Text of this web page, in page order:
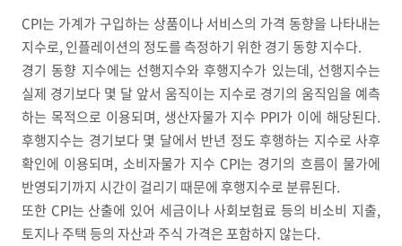
CPI는 가계가 구입하는 상품이나 서비스의 가격 동향을 나타내는
지수로, 인플레이션의 정도를 측정하기 위한 경기 동향 지수다.
경기 동향 지수에는 선행지수와 후행지수가 있는데, 선행지수는
실제 경기보다 몇 달 앞서 움직이는 지수로 경기의 움직임을 예측
하는 목적으로 이용되며, 생산자물가 지수 PPI가 이에 해당된다.
후행지수는 경기보다 몇 달에서 반년 정도 후행하는 지수로 사후
확인에 이용되며, 소비자물가 지수 CPI는 경기의 흐름이 물가에
반영되기까지 시간이 걸리기 때문에 후행지수로 분류된다.
또한 CPI는 산출에 있어 세금이나 사회보험료 등의 비소비 지출,
토지나 주택 등의 자산과 주식 가격은 포함하지 않는다.